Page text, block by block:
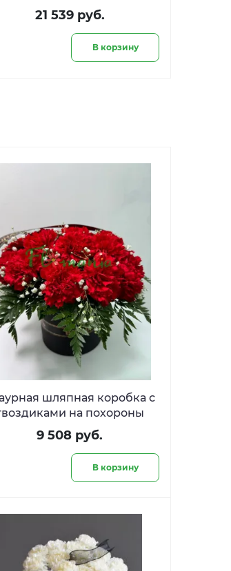
21 539 руб.
В корзину
шляпная коробка с
на похороны
9 508 руб.
В корзину